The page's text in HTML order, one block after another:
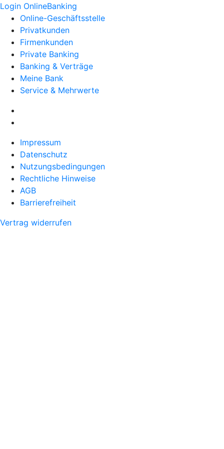
Login OnlineBanking
Online-Geschäftsstelle
Privatkunden
Firmenkunden
Private Banking
Banking & Verträge
Meine Bank
Service & Mehrwerte
Impressum
Datenschutz
Nutzungsbedingungen
Rechtliche Hinweise
AGB
Barrierefreiheit
Vertrag widerrufen